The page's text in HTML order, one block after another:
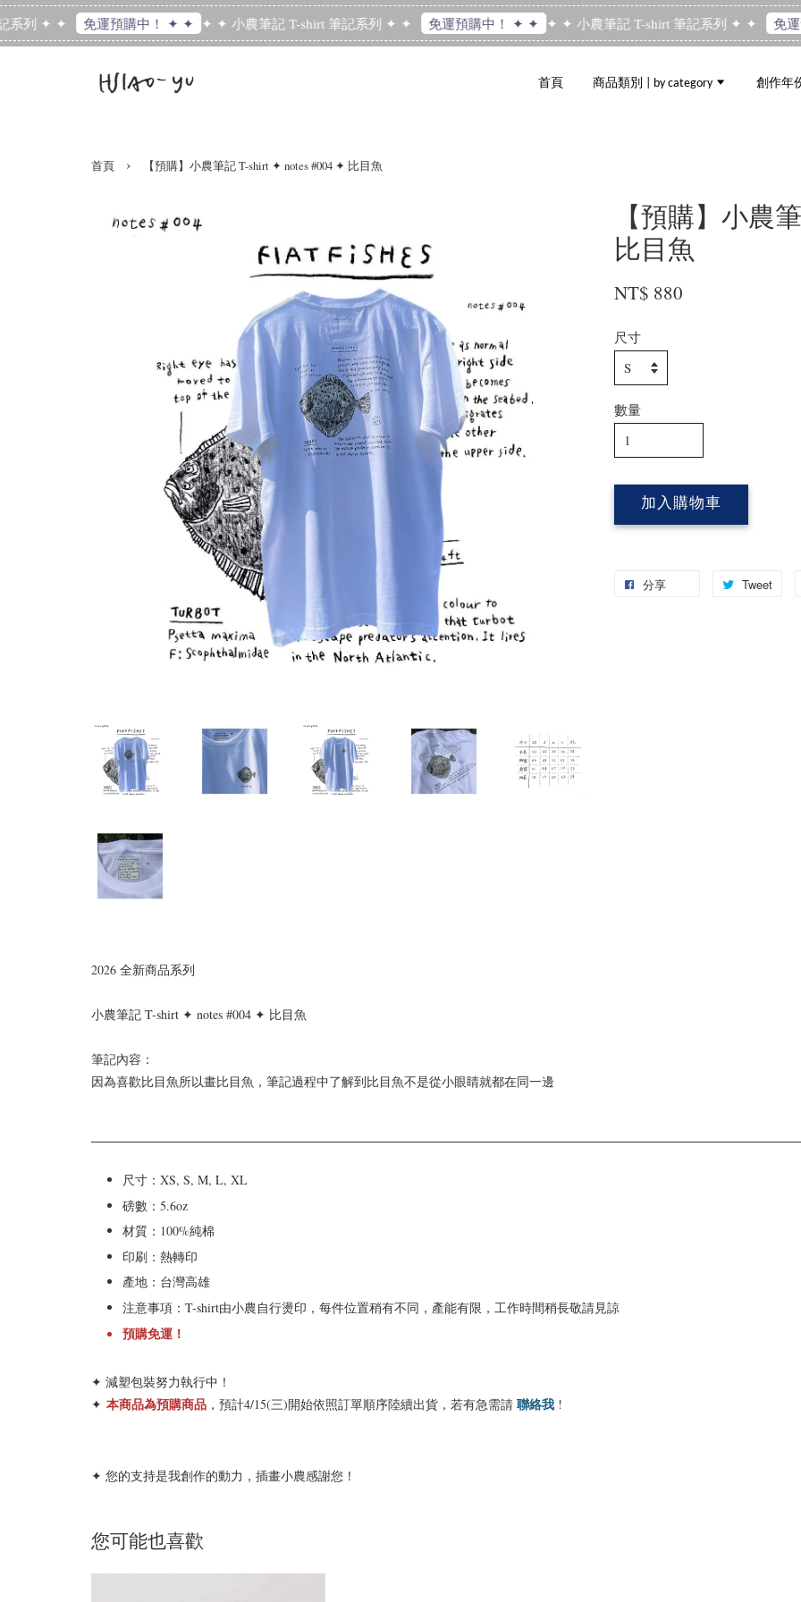
列 ✦ ✦ 免運預購中！ ✦ ✦ ✦ ✦ 小農筆記 T-shirt 筆記系列 ✦ ✦ 免運預購中！ ✦ ✦ ✦ ✦ 小農筆記 T-shirt 筆記系列 ✦ ✦ 免運
首頁 商品類別 | by category 創作年
首頁 › 【預購】小農筆記 T-shirt ✦ notes #004 ✦ 比目魚
【預購】小農
比目魚
NT$ 880
尺寸
數量
加入購物車
分享 Tweet
2026 全新商品系列
小農筆記 T-shirt ✦ notes #004 ✦ 比目魚
筆記內容：
因為喜歡比目魚所以畫比目魚，筆記過程中了解到比目魚不是從小眼睛就都在同一邊
尺寸：XS, S, M, L, XL
磅數：5.6oz
材質：100%純棉
印刷：熱轉印
產地：台灣高雄
注意事項： T-shirt由小農自行燙印 ，每件位置稍有不同，產能有限，工作時間稍長敬請見諒
預購免運！
✦ 減塑包裝努力執行中！
✦ 本商品為預購商品 ，預計4/15(三)開始依照訂單順序陸續出貨，若有急需請 聯絡我 !
✦ 您的支持是我創作的動力，插畫小農感謝您！
您可能也喜歡